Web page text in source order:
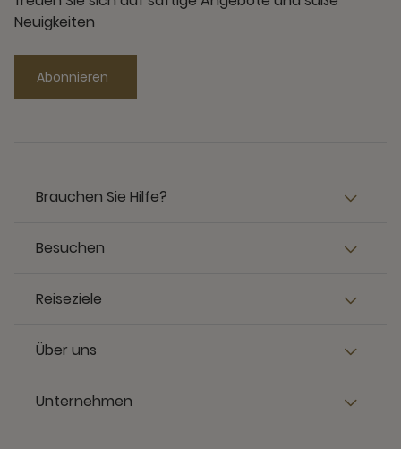
Neuigkeiten
Abonnieren
Brauchen Sie Hilfe?
Besuchen
Reiseziele
Über uns
Unternehmen